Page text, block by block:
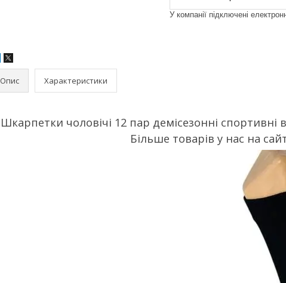
У компанії підключені
Опис Характеристики
Шкарпетки чоловічі 12 пар демісезонні
Більше товарів у нас на